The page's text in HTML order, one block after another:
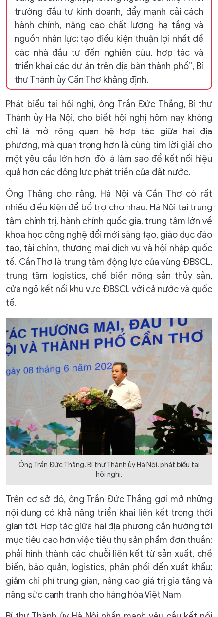
trường đầu tư kinh doanh, đẩy mạnh cải cách
hành chính, nâng cao chất lượng hạ tầng và
nguồn nhân lực; tạo điều kiện thuận lợi nhất để
các nhà đầu tư đến nghiên cứu, hợp tác và
triển khai các dự án trên địa bàn thành phố”, Bí
thư Thành ủy Cần Thơ khẳng định.
Phát biểu tại hội nghị, ông Trần Đức Thắng, Bí thư
Thành ủy Hà Nội, cho biết hội nghị hôm nay không
chỉ là mở rộng quan hệ hợp tác giữa hai địa
phương, mà quan trọng hơn là cùng tìm lời giải cho
một yêu cầu lớn hơn, đó là làm sao để kết nối hiệu
quả hơn các động lực phát triển của đất nước.
Ông Thắng cho rằng, Hà Nội và Cần Thơ có rất
nhiều điều kiện để bổ trợ cho nhau. Hà Nội tại trung
tâm chính trị, hành chính quốc gia, trung tâm lớn về
khoa học công nghệ đổi mới sáng tạo, giáo dục đào
tạo, tài chính, thương mại dịch vụ và hội nhập quốc
tế. Cần Thơ là trung tâm động lực của vùng ĐBSCL,
trung tâm logistics, chế biến nông sản thủy sản,
cửa ngõ kết nối khu vực ĐBSCL với cả nước và quốc
tế.
Ông Trần Đức Thắng, Bí thư Thành ủy Hà Nội, phát biểu tại
hội nghị.
Trên cơ sở đó, ông Trần Đức Thắng gợi mở những
nội dung có khả năng triển khai liên kết trong thời
gian tới. Hợp tác giữa hai địa phương cần hướng tới
mục tiêu cao hơn việc tiêu thụ sản phẩm đơn thuần;
phải hình thành các chuỗi liên kết từ sản xuất, chế
biến, bảo quản, logistics, phân phối đến xuất khẩu;
giảm chi phí trung gian, nâng cao giá trị gia tăng và
nâng sức cạnh tranh cho hàng hóa Việt Nam.